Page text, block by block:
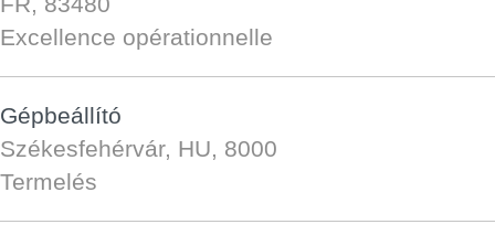
Excellence opérationnelle
Gépbeállító
Székesfehérvár, HU, 8000
Termelés